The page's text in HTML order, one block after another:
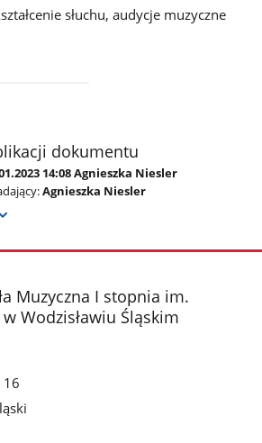
słuchu, audycje muzyczne
dokumentu
14:08 Agnieszka Niesler
Agnieszka Niesler
Muzyczna I stopnia im.
Wodzisławiu Śląskim
16